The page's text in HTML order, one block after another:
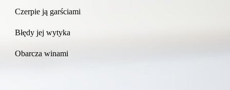
Czerpie ją garściami
Błędy jej wytyka
Obarcza winami